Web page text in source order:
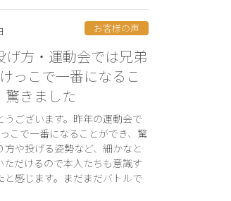
お客様の声
げ方・運動会では兄弟
っこで一番になるこ
驚きました
うございます。昨年の運動会で
こで一番になることができ、驚
方や投げる姿勢など、細かなと
ただけるので本人たちも意識す
と感じます。まだまだバトルで